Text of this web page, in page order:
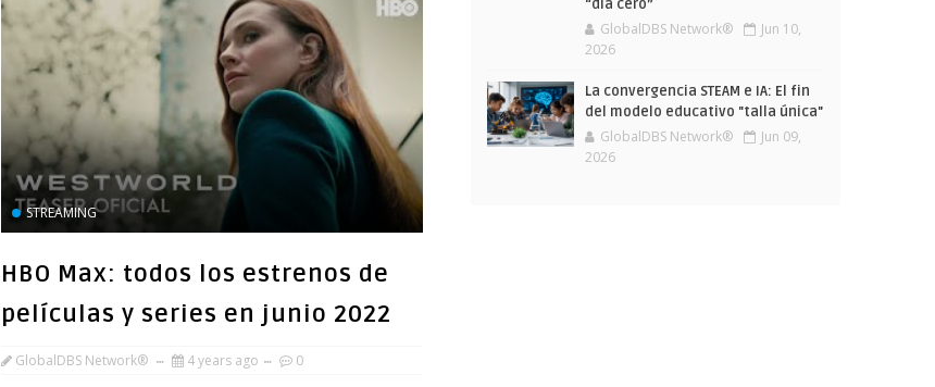
STREAMING
HBO Max: todos los estrenos de
películas y series en junio 2022
GlobalDBS Network® 4 years ago 0
“día cero”
GlobalDBS Network®
Jun 10,
2026
La convergencia STEAM e IA: El fin
del modelo educativo "talla única"
GlobalDBS Network®
Jun 09,
2026